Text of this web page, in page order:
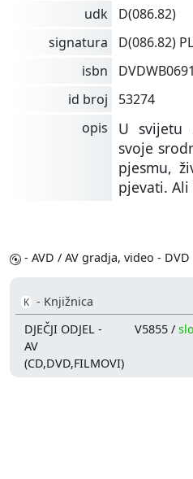
udk
D(086.82)
signatura
D(086.82)
isbn
DVDWB0691
id broj
53274
opis
U svijetu
svoje
pjesmu,
pjevati. Ali
- AVD / AV gradja, video - DVD
K - Knjižnica
DJEČJI ODJEL -
AV
(CD,DVD,FILMOVI)
V5855 /